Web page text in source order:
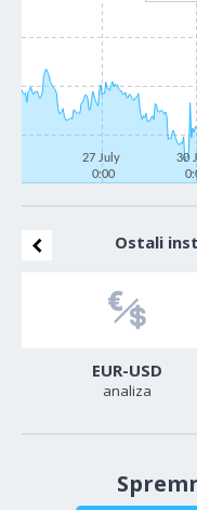
27 July
0:00
30
Ostali
EUR-USD
analiza